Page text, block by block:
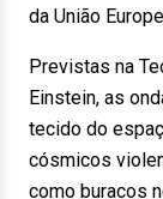
da União
Previstas na
Einstein, as
tecido do
cósmicos
como buracos